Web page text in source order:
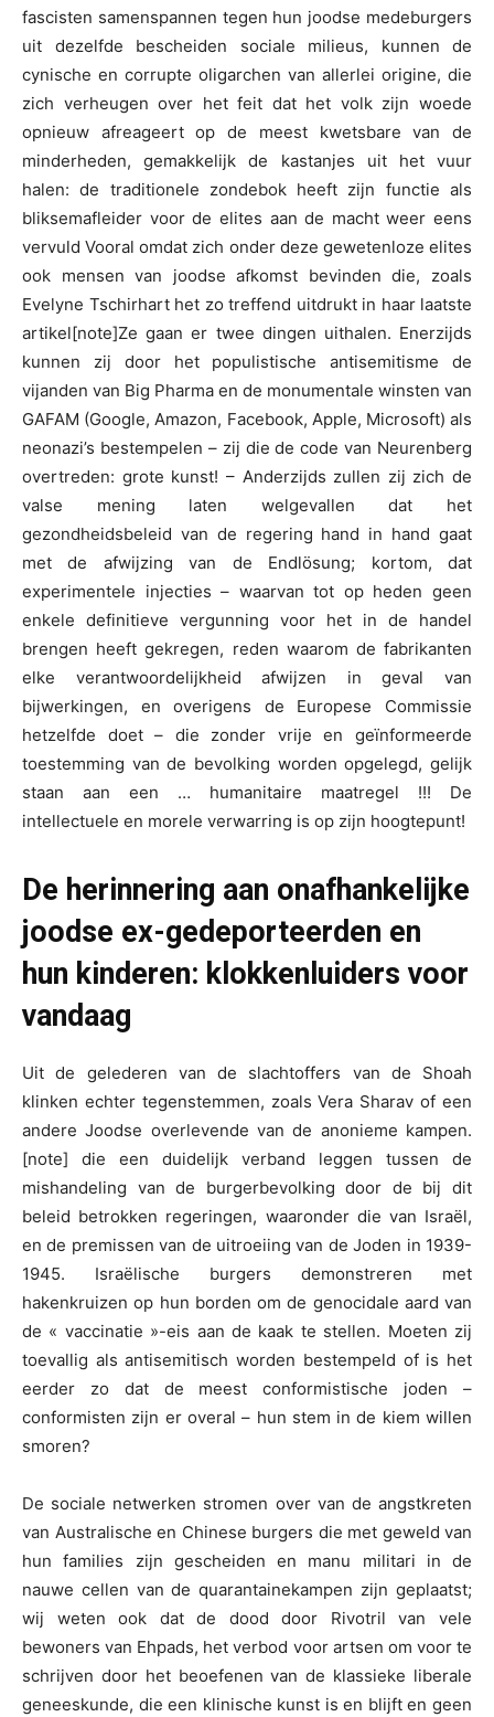
fascisten samenspannen tegen hun joodse medeburgers
uit dezelfde bescheiden sociale milieus, kunnen de
cynische en corrupte oligarchen van allerlei origine, die
zich verheugen over het feit dat het volk zijn woede
opnieuw afreageert op de meest kwetsbare van de
minderheden, gemakkelijk de kastanjes uit het vuur
halen: de traditionele zondebok heeft zijn functie als
bliksemafleider voor de elites aan de macht weer eens
vervuld Vooral omdat zich onder deze gewetenloze elites
ook mensen van joodse afkomst bevinden die, zoals
Evelyne Tschirhart het zo treffend uitdrukt in haar laatste
artikel[note]Ze gaan er twee dingen uithalen. Enerzijds
kunnen zij door het populistische antisemitisme de
vijanden van Big Pharma en de monumentale winsten van
GAFAM (Google, Amazon, Facebook, Apple, Microsoft) als
neonazi’s bestempelen – zij die de code van Neurenberg
overtreden: grote kunst! – Anderzijds zullen zij zich de
valse mening laten welgevallen dat het
gezondheidsbeleid van de regering hand in hand gaat
met de afwijzing van de Endlösung; kortom, dat
experimentele injecties – waarvan tot op heden geen
enkele definitieve vergunning voor het in de handel
brengen heeft gekregen, reden waarom de fabrikanten
elke verantwoordelijkheid afwijzen in geval van
bijwerkingen, en overigens de Europese Commissie
hetzelfde doet – die zonder vrije en geïnformeerde
toestemming van de bevolking worden opgelegd, gelijk
staan aan een … humanitaire maatregel !!! De
intellectuele en morele verwarring is op zijn hoogtepunt!
De herinnering aan onafhankelijke
joodse ex-gedeporteerden en
hun kinderen: klokkenluiders voor
vandaag
Uit de gelederen van de slachtoffers van de Shoah
klinken echter tegenstemmen, zoals Vera Sharav of een
andere Joodse overlevende van de anonieme kampen.
[note] die een duidelijk verband leggen tussen de
mishandeling van de burgerbevolking door de bij dit
beleid betrokken regeringen, waaronder die van Israël,
en de premissen van de uitroeiing van de Joden in 1939-
1945. Israëlische burgers demonstreren met
hakenkruizen op hun borden om de genocidale aard van
de « vaccinatie »-eis aan de kaak te stellen. Moeten zij
toevallig als antisemitisch worden bestempeld of is het
eerder zo dat de meest conformistische joden –
conformisten zijn er overal – hun stem in de kiem willen
smoren?
De sociale netwerken stromen over van de angstkreten
van Australische en Chinese burgers die met geweld van
hun families zijn gescheiden en manu militari in de
nauwe cellen van de quarantainekampen zijn geplaatst;
wij weten ook dat de dood door Rivotril van vele
bewoners van Ehpads, het verbod voor artsen om voor te
schrijven door het beoefenen van de klassieke liberale
geneeskunde, die een klinische kunst is en blijft en geen